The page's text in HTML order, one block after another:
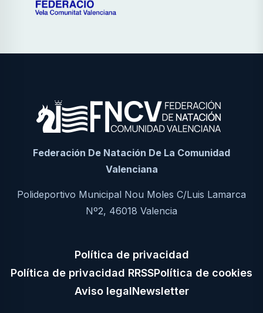
Federación De Natación De La Comunidad
Valenciana
Polideportivo Municipal Nou Moles C/Luis Lamarca
Nº2, 46018 Valencia
Política de privacidad
Política de privacidad RRSSPolítica de cookies
Aviso legalNewsletter